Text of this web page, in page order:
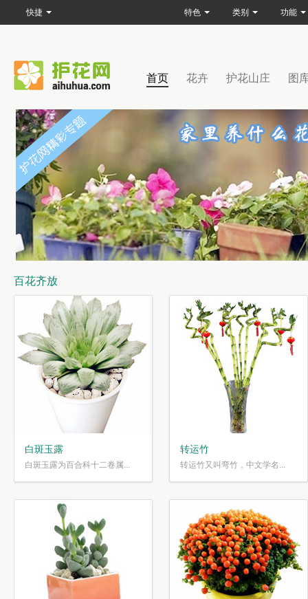
首页 花卉 护花山庄 图
百花齐放
白斑玉露
白斑玉露为百合科十二卷属...
转运竹
转运竹又叫弯竹，中文学名...
快捷 特色 类别 功能